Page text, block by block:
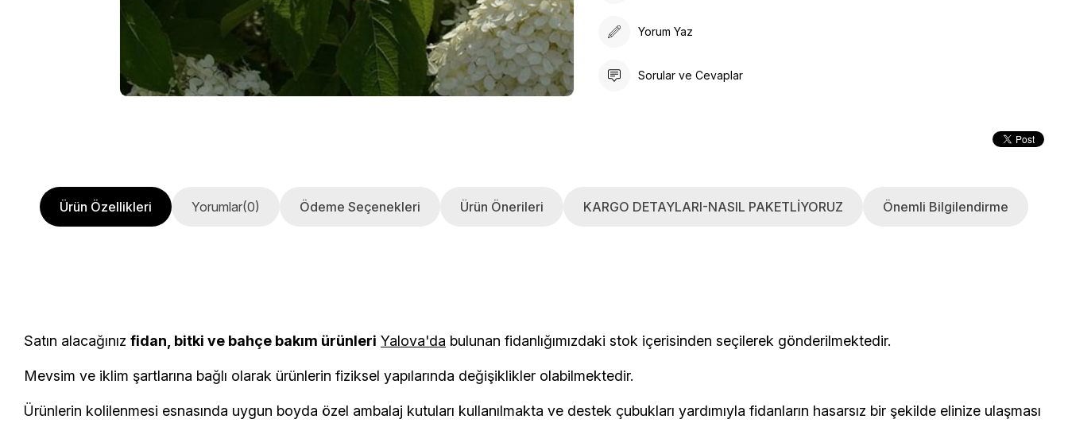
Yorum Yaz
Sorular ve Cevaplar
Ürün Özellikleri Yorumlar(0) Ödeme Seçenekleri Ürün Önerileri KARGO DETAYLARI-NASIL PAKETLİYORUZ Önemli Bilgilendirme
Satın alacağınız fidan, bitki ve bahçe bakım ürünleri Yalova'da bulunan fidanlığımızdaki stok içerisinden seçilerek gönderilmektedir.
Mevsim ve iklim şartlarına bağlı olarak ürünlerin fiziksel yapılarında değişiklikler olabilmektedir.
Ürünlerin kolilenmesi esnasında uygun boyda özel ambalaj kutuları kullanılmakta ve destek çubukları yardımıyla fidanların hasarsız bir şekilde elinize ulaşması